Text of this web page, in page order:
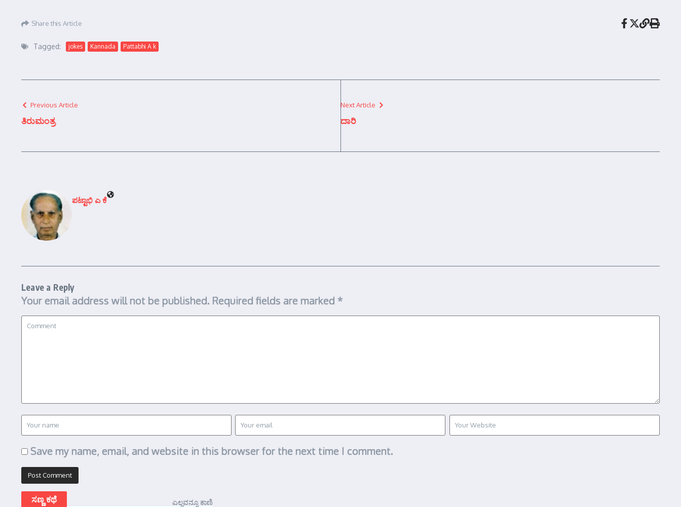
Share this Article
Tagged: jokes Kannada Pattabhi A k
Previous Article
ತಿರುಮಂತ್ರ
Next Article
ದಾರಿ
ಪಟ್ಟಾಭಿ ಎ ಕೆ
Leave a Reply
Your email address will not be published. Required fields are marked *
Save my name, email, and website in this browser for the next time I comment.
ಸಣ್ಣ ಕಥೆ ಎಲ್ಲವನ್ನೂ ಕಾಣಿ